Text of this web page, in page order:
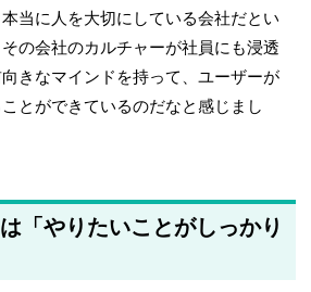
当に人を大切にしている会社だとい
の会社のカルチャーが社員にも浸透
きなマインドを持って、ユーザーが
とができているのだなと感じまし
「やりたいことがしっかり